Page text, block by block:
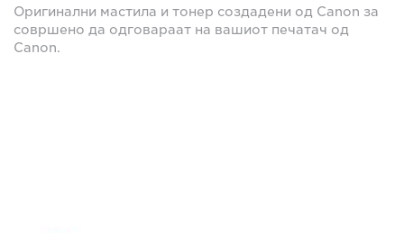
Оригинални мастила и тонер создадени од Canon за
совршено да одговараат на вашиот печатач од
Canon.